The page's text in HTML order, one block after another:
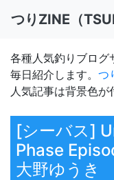
つりZINE（
各種人気釣りブログ
毎日紹介します。 つ
人気記事は背景色が
[シーバス]
Phase
大野ゆうき